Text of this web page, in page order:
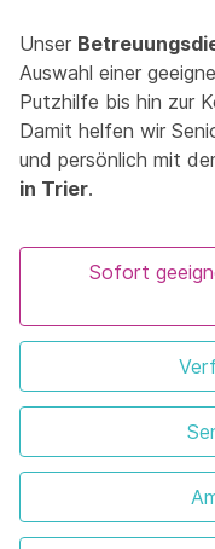
Unser
Auswahl einer
Putzhilfe bis hin zur
Damit helfen wir
und persönlich mit
in Trier.
Sofort